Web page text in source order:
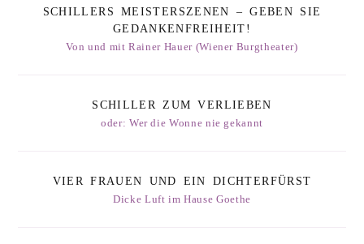
SCHILLERS MEISTERSZENEN – GEBEN SIE
GEDANKENFREIHEIT!
Von und mit Rainer Hauer (Wiener Burgtheater)
SCHILLER ZUM VERLIEBEN
oder: Wer die Wonne nie gekannt
VIER FRAUEN UND EIN DICHTERFÜRST
Dicke Luft im Hause Goethe